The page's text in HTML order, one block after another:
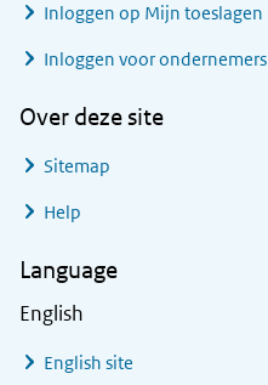
Inloggen op Mijn toeslagen
Inloggen voor ondernemers
Over deze site
Sitemap
Help
Language
English
English site